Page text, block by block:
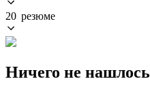
20 резюме
Ничего не нашлось